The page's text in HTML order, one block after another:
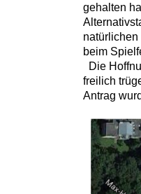
gehalten
beim
Die
freilich
Antrag